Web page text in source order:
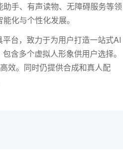
手、有声读物、无障碍服务等领
化与个性化发展。
台，致力于为用户打造一站式AI
含多个虚拟人形象供用户选择。
效。同时仍提供合成和真人配